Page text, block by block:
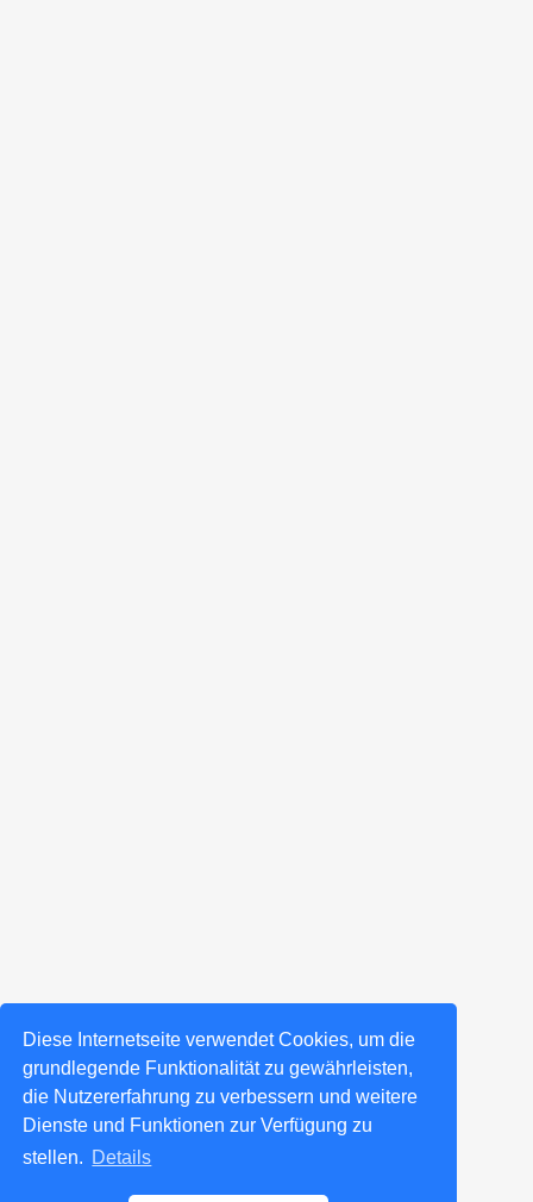
Diese Internetseite verwendet Cookies, um die
grundlegende Funktionalität zu gewährleisten,
die Nutzererfahrung zu verbessern und weitere
Dienste und Funktionen zur Verfügung zu
stellen. Details